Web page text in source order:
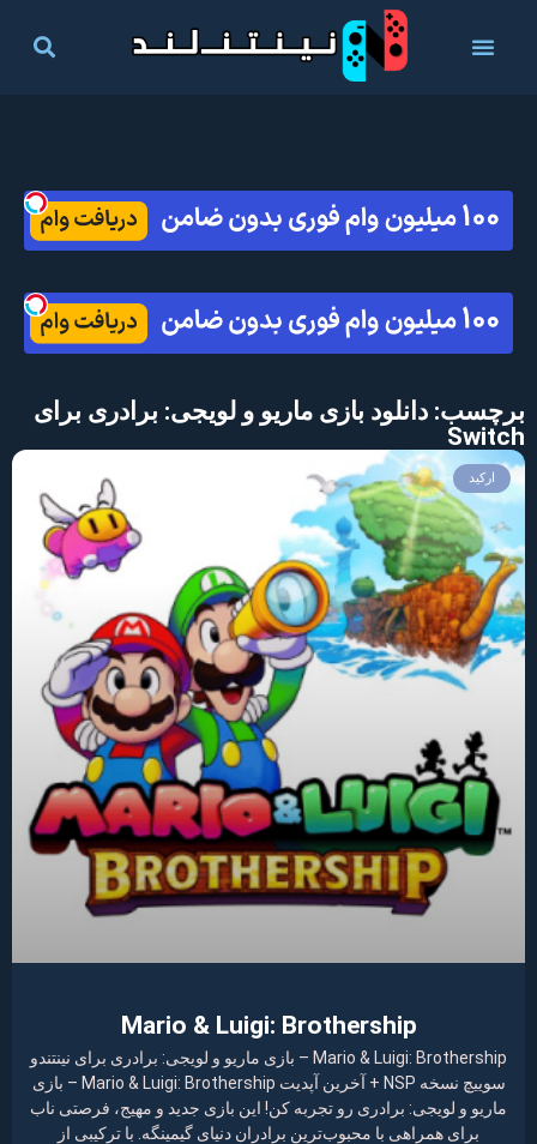
برچسب: دانلود بازی ماریو و لویجی: برادری برای
Switch
ارکید
Mario & Luigi: Brothership
Mario & Luigi: Brothership – بازی ماریو و لویجی: برادری برای نینتندو
سوییچ نسخه NSP + آخرین آپدیت Mario & Luigi: Brothership – بازی
ماریو و لویجی: برادری رو تجربه کن! این بازی جدید و مهیج، فرصتی ناب
برای همراهی با محبوب‌ترین برادران دنیای گیمینگه. با ترکیبی از